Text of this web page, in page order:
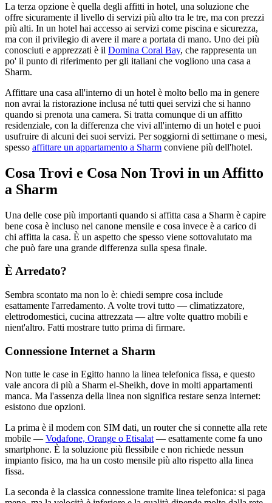
La terza opzione è quella degli affitti in hotel, una soluzione che
offre sicuramente il livello di servizi più alto tra le tre, ma con prezzi
più alti. In un hotel hai accesso ai servizi come piscina e sicurezza,
ma con il privilegio di avere il mare a portata di mano. Uno dei più
conosciuti e apprezzati è il Domina Coral Bay, che rappresenta un
po' il punto di riferimento per gli italiani che vogliono una casa a
Sharm.
Affittare una casa all'interno di un hotel è molto bello ma in genere
non avrai la ristorazione inclusa né tutti quei servizi che si hanno
quando si prenota una camera. Si tratta comunque di un affitto
residenziale, con la differenza che vivi all'interno di un hotel e puoi
usufruire di alcuni dei suoi servizi. Per soggiorni di settimane o mesi,
spesso affittare un appartamento a Sharm conviene più dell'hotel.
Cosa Trovi e Cosa Non Trovi in un Affitto
a Sharm
Una delle cose più importanti quando si affitta casa a Sharm è capire
bene cosa è incluso nel canone mensile e cosa invece è a carico di
chi affitta la casa. È un aspetto che spesso viene sottovalutato ma
che può fare una grande differenza sulla spesa finale.
È Arredato?
Sembra scontato ma non lo è: chiedi sempre cosa include
esattamente l'arredamento. A volte trovi tutto — climatizzatore,
elettrodomestici, cucina attrezzata — altre volte quattro mobili e
nient'altro. Fatti mostrare tutto prima di firmare.
Connessione Internet a Sharm
Non tutte le case in Egitto hanno la linea telefonica fissa, e questo
vale ancora di più a Sharm el-Sheikh, dove in molti appartamenti
manca. Ma l'assenza della linea non significa restare senza internet:
esistono due opzioni.
La prima è il modem con SIM dati, un router che si connette alla rete
mobile — Vodafone, Orange o Etisalat— esattamente come fa uno
smartphone. È la soluzione più flessibile e non richiede nessun
impianto fisico, ma ha un costo mensile più alto rispetto alla linea
fissa.
La seconda è la classica connessione tramite linea telefonica: si paga